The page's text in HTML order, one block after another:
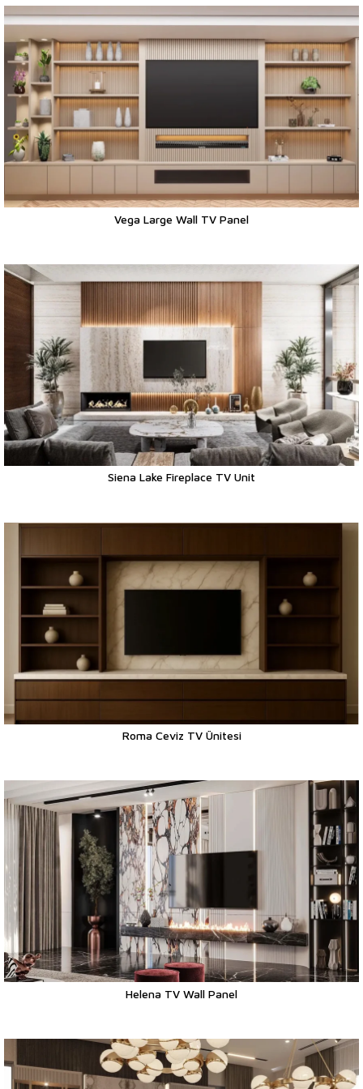
Vega Large Wall TV Panel
Siena Lake Fireplace TV Unit
Roma Ceviz TV Ünitesi
Helena TV Wall Panel